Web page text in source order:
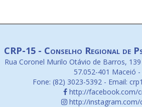
CRP-15 - Conselho Regional de
Rua Coronel Murilo Otávio de Barros,
57.052-401 Maceió -
Fone: (82) 3023-5392 - Email:
http://facebook.com/
http://instagram.com/